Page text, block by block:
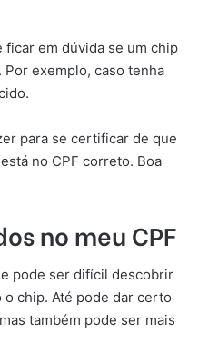
ficar em dúvida se um chip
exemplo, caso tenha
para se certificar de que
no CPF correto. Boa
no meu CPF
pode ser difícil descobrir
o chip. Até pode dar certo
também pode ser mais